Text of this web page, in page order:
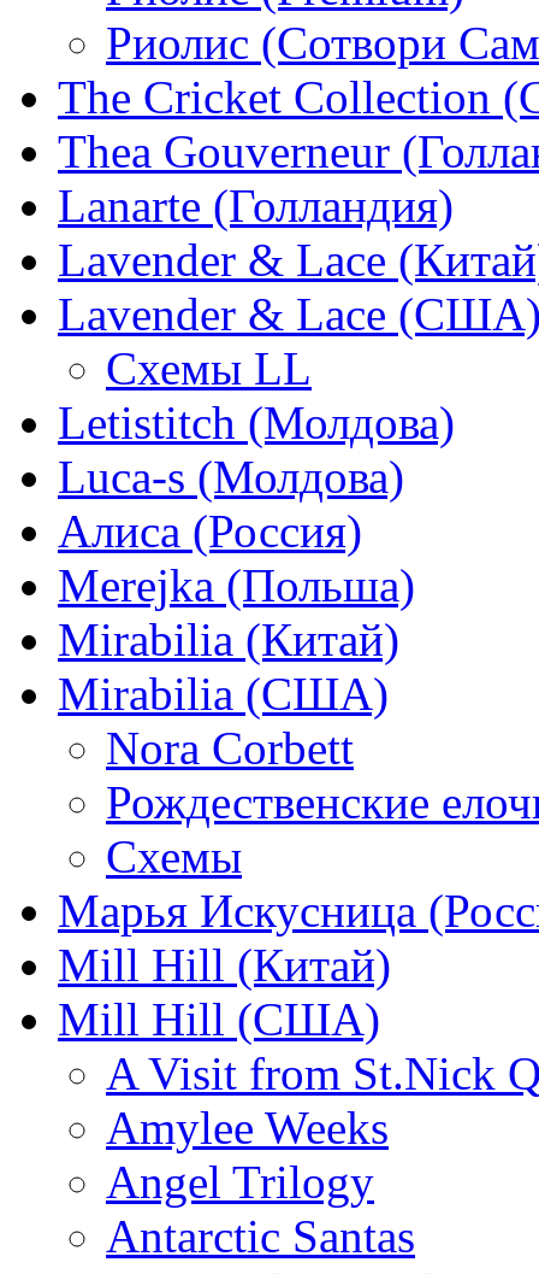
Риолис (Сотвори
The Cricket Collection
Thea Gouverneur
Lanarte (Голландия)
Lavender & Lace
Lavender & Lace
Схемы LL
Letistitch (Молдова)
Luca-s (Молдова)
Алиса (Россия)
Merejka (Польша)
Mirabilia (Китай)
Mirabilia (США)
Nora Corbett
Рождественские
Схемы
Марья Искусница
Mill Hill (Китай)
Mill Hill (США)
A Visit from St.Nick
Amylee Weeks
Angel Trilogy
Antarctic Santas